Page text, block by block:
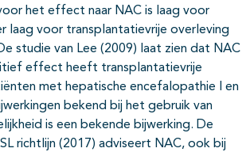
het effect naar NAC is laag voor
laag voor transplantatievrije overleving
studie van Lee (2009) laat zien dat NAC
effect heeft transplantatievrije
met hepatische encefalopathie I en
bekend bij het gebruik van
is een bekende bijwerking. De
richtlijn (2017) adviseert NAC, ook bij